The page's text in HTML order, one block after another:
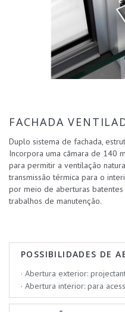
FACHADA
Duplo sistema de fachada,
Incorpora uma câmara de 140
para permitir a ventilação
transmissão térmica para o
por meio de aberturas
trabalhos de manutenção.
POSSIBILIDADES DE
· Abertura exterior:
· Abertura interior: para